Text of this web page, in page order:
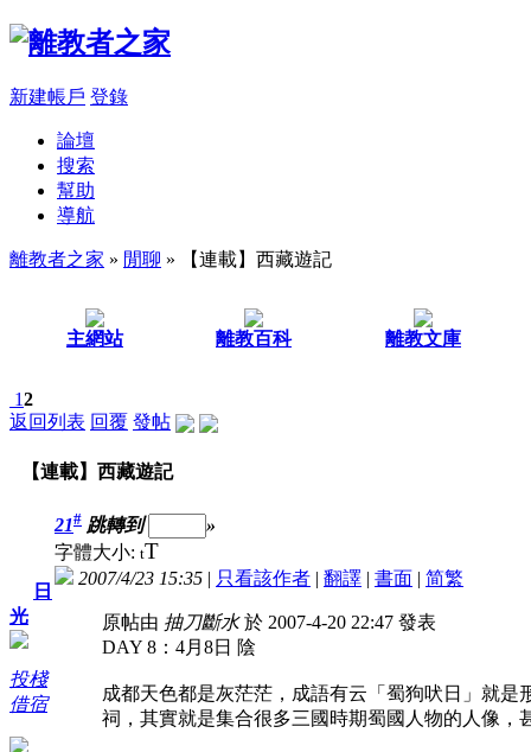
新建帳戶 登錄
論壇
搜索
幫助
導航
離教者之家 » 閒聊 » 【連載】西藏遊記
主網站 離教百科 離教文庫
12
返回列表 回覆 發帖
【連載】西藏遊記
日
光
投棧
借宿
21# 跳轉到
»
字體大小: tT
2007/4/23 15:35 | 只看該作者 | 翻譯 | 書面 | 简繁
原帖由 抽刀斷水於 2007-4-20 22:47 發表
DAY 8：4月8日 陰
成都天色都是灰茫茫，成語有云「蜀狗吠日」就
祠，其實就是集合很多三國時期蜀國人物的人像